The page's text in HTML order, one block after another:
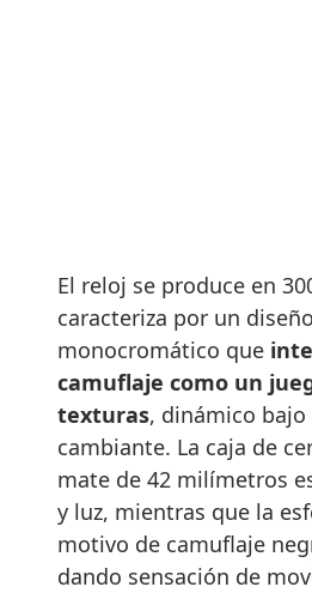
El reloj se produce en
caracteriza por un diseño
monocromático que
camuflaje como un
texturas, dinámico bajo
cambiante. La caja de
mate de 42 milímetros
y luz, mientras que la
motivo de camuflaje
dando sensación de